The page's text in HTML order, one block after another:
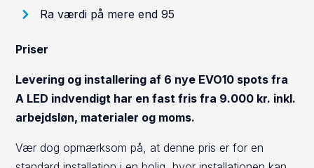
Ra værdi på mere end 95
Priser
Levering og installering af 6 nye EVO10 spots fra
A LED indvendigt har en fast fris fra 9.000 kr. inkl.
arbejdsløn, materialer og moms.
Vær dog opmærksom på, at denne pris er for en